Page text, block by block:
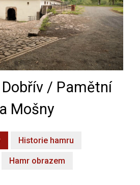
/ Pamětní
Mošny
Historie hamru
Hamr obrazem